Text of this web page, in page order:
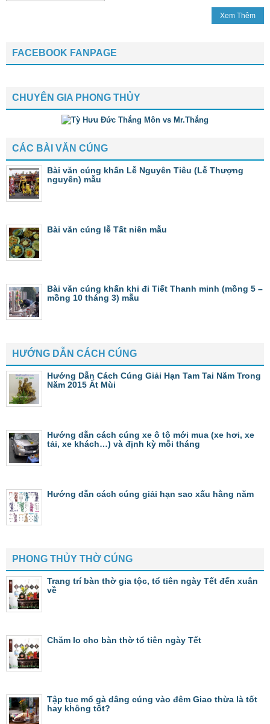
Xem Thêm
FACEBOOK FANPAGE
CHUYÊN GIA PHONG THỦY
CÁC BÀI VĂN CÚNG
Bài văn cúng khấn Lễ Nguyên Tiêu (Lễ Thượng
nguyên) mẫu
Bài văn cúng lễ Tất niên mẫu
Bài văn cúng khấn khi đi Tiết Thanh minh (mồng 5 –
mồng 10 tháng 3) mẫu
HƯỚNG DẪN CÁCH CÚNG
Hướng Dẫn Cách Cúng Giải Hạn Tam Tai Năm Trong
Năm 2015 Ất Mùi
Hướng dẫn cách cúng xe ô tô mới mua (xe hơi, xe
tải, xe khách…) và định kỳ mỗi tháng
Hướng dẫn cách cúng giải hạn sao xấu hằng năm
PHONG THỦY THỜ CÚNG
Trang trí bàn thờ gia tộc, tổ tiên ngày Tết đến xuân
về
Chăm lo cho bàn thờ tổ tiên ngày Tết
Tập tục mổ gà dâng cúng vào đêm Giao thừa là tốt
hay không tốt?